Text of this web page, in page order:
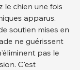
le chien une fois
apparus.
soutien mises en
ne guérissent
pas le
C'est